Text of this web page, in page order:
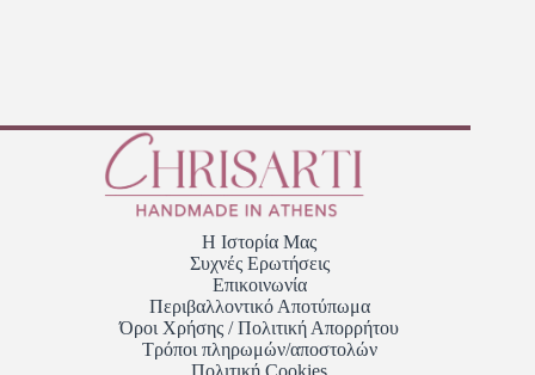
Η Ιστορία Μας
Συχνές Ερωτήσεις
Επικοινωνία
Περιβαλλοντικό Αποτύπωμα
Όροι Χρήσης / Πολιτική Απορρήτου
Τρόποι πληρωμών/αποστολών
Πολιτική Cookies